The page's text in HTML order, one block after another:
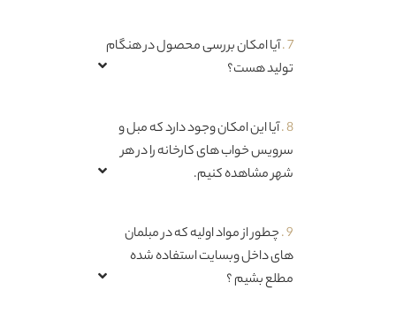
7 . آیا امکان بررسی محصول در هنگام
تولید هست؟
8 . آیا این امکان وجود دارد که مبل و
سرویس خواب های کارخانه را در هر
شهر مشاهده کنیم.
9 . چطور از مواد اولیه که در مبلمان
های داخل وبسایت استفاده شده
مطلع بشیم ؟